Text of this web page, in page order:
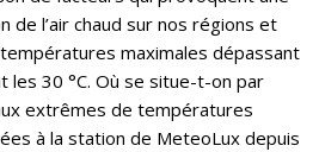
de l’air chaud sur nos régions et
maximales dépassant
les 30 °C. Où se situe-t-on par
extrêmes de températures
à la station de MeteoLux depuis